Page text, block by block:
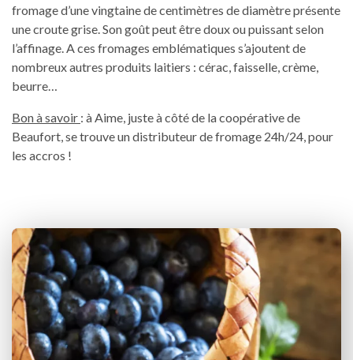
fromage d’une vingtaine de centimètres de diamètre présente
une croute grise. Son goût peut être doux ou puissant selon
l’affinage. A ces fromages emblématiques s’ajoutent de
nombreux autres produits laitiers : cérac, faisselle, crème,
beurre…
Bon à savoir : à Aime, juste à côté de la coopérative de
Beaufort, se trouve un distributeur de fromage 24h/24, pour
les accros !